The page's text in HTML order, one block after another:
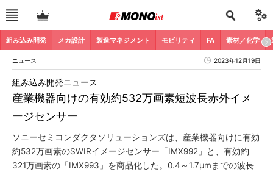
組み込み開発 メカ設計 製造マネジメント モビリティ FA 素材／化学
ニュース 2023年12月19日
産業機器向けの有効約532万画素短波長赤外イメ
ージセンサー
組み込み開発ニュース
ソニーセミコンダクタソリューションズは、産業機器向けに有効
約532万画素のSWIRイメージセンサー「IMX992」と、有効約
321万画素の「IMX993」を商品化した。0.4～1.7μmまでの波長